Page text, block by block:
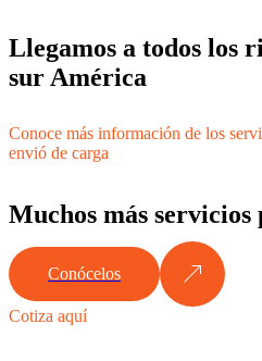
Llegamos a todos los
sur América
Conoce más información de los
envió de carga
Muchos más servicios
Conócelos
Cotiza aquí